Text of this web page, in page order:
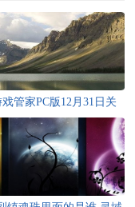
戏管家PC版12月31日关
：游戏加速没了